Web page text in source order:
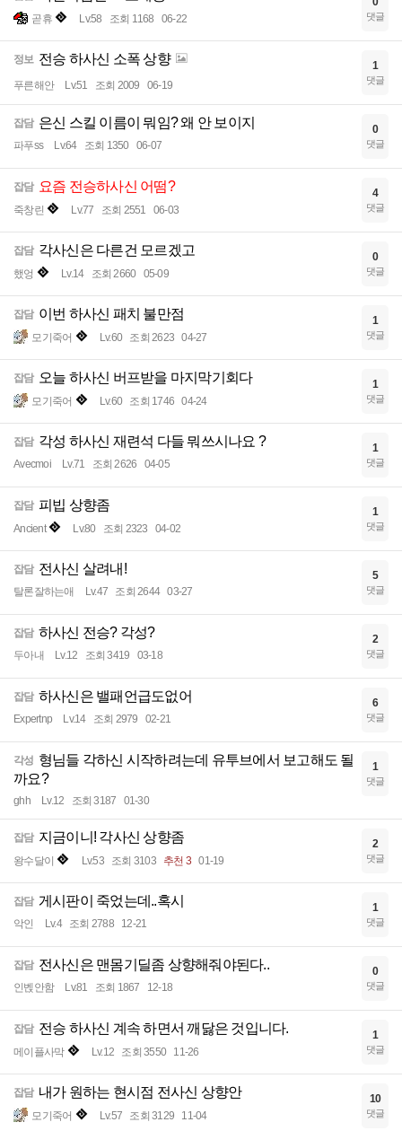
곧휴 Lv.58 조회 1168 06-22 댓글
정보 전승 하사신 소폭 상향
푸른해안 Lv.51 조회 2009 06-19
1
댓글
잡담 은신 스킬 이름이 뭐임? 왜 안 보이지
파푸ss Lv.64 조회 1350 06-07
0
댓글
잡담 요즘 전승하사신 어떰?
죽창린 Lv.77 조회 2551 06-03
4
댓글
잡담 각사신은 다른건 모르겠고
했엉 Lv.14 조회 2660 05-09
0
댓글
잡담 이번 하사신 패치 불만점
모기죽어 Lv.60 조회 2623 04-27
1
댓글
잡담 오늘 하사신 버프받을 마지막기회다
모기죽어 Lv.60 조회 1746 04-24
1
댓글
잡담 각성 하사신 재련석 다들 뭐쓰시나요 ?
Avecmoi Lv.71 조회 2626 04-05
1
댓글
잡담 피빕 상향좀
Ancient Lv.80 조회 2323 04-02
1
댓글
잡담 전사신 살려내!
탈론잘하는애 Lv.47 조회 2644 03-27
5
댓글
잡담 하사신 전승? 각성?
두아내 Lv.12 조회 3419 03-18
2
댓글
잡담 하사신은 밸패언급도없어
Expertnp Lv.14 조회 2979 02-21
6
댓글
각성 형님들 각하신 시작하려는데 유투브에서 보고해도 될
까요?
ghh Lv.12 조회 3187 01-30
1
댓글
잡담 지금이니! 각사신 상향좀
왕수달이 Lv.53 조회 3103 추천 3 01-19
2
댓글
잡담 게시판이 죽었는데..혹시
악인 Lv.4 조회 2788 12-21
1
댓글
잡담 전사신은 맨몸기딜좀 상향해줘야된다..
인벥안함 Lv.81 조회 1867 12-18
0
댓글
잡담 전승 하사신 계속 하면서 깨닳은 것입니다.
메이플사막 Lv.12 조회 3550 11-26
1
댓글
잡담 내가 원하는 현시점 전사신 상향안
모기죽어 Lv.57 조회 3129 11-04
10
댓글